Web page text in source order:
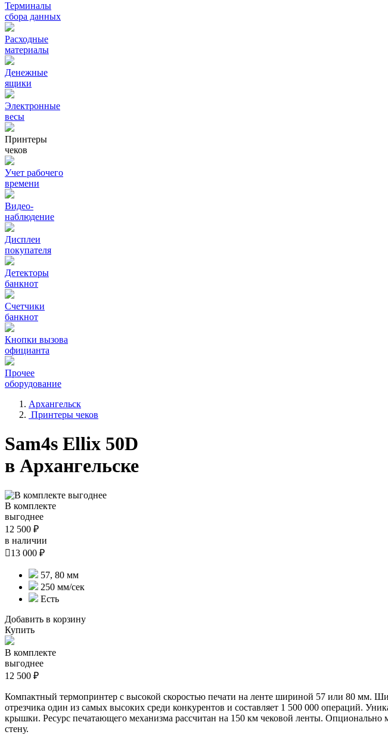
Терминалы
сбора данных
Расходные
материалы
Денежные
ящики
Электронные
весы
Принтеры
чеков
Учет рабочего
времени
Видео‑
наблюдение
Дисплеи
покупателя
Детекторы
банкнот
Счетчики
банкнот
Кнопки вызова
официанта
Прочее
оборудование
Архангельск
Принтеры чеков
Sam4s Ellix 50D
в Архангельске
В комплекте
выгоднее
12 500 ₽
в наличии
13 000 ₽
57, 80 мм
250 мм/сек
Есть
Добавить в корзину
Купить
В комплекте
выгоднее
12 500 ₽
Компактный термопринтер с высокой скоростью печати на ленте шириной 57 или 80 мм.
отрезчика один из самых высоких среди конкурентов и составляет 1 500 000 операций.
крышки. Ресурс печатающего механизма рассчитан на 150 км чековой ленты.
стену.